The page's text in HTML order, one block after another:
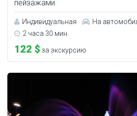
пейзажами.
Индивидуальная
На
2 часа 30 мин.
122 $ за экскурсию